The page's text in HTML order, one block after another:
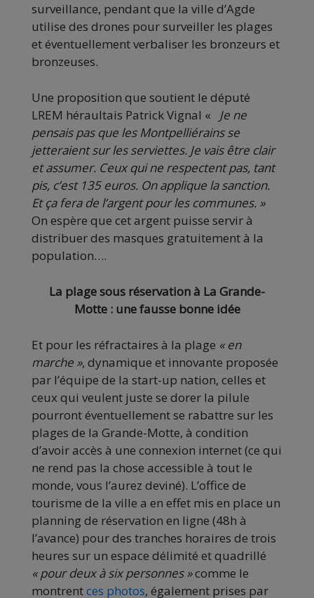
surveillance, pendant que la ville d’Agde
utilise des drones pour surveiller les plages
et éventuellement verbaliser les bronzeurs et
bronzeuses.
Une proposition que soutient le député
LREM héraultais Patrick Vignal «
Je ne
pensais pas que lesMontpelliérains se
jetteraient sur les serviettes. Je vais être clair
et assumer. Ceux qui ne respectent pas, tant
pis, c’est 135 euros. On applique la sanction.
Et ça fera de l’argent pour les communes. »
On espère que cet argent puisse servir à
distribuer des masques gratuitement à la
population….
La plage sous réservation à La Grande-
Motte : une fausse bonne idée
Et pour les réfractaires à la plage « en
marche », dynamique et innovante proposée
par l’équipe de la start-up nation, celles et
ceux qui veulent juste se dorer la pilule
pourront éventuellement se rabattre sur les
plages de la Grande-Motte, à condition
d’avoir accès à une connexion internet (ce qui
ne rend pas la chose accessible à tout le
monde, vous l’aurez deviné). L’office de
tourisme de la ville a en effet mis en place un
planning de réservation en ligne (48h à
l’avance) pour des tranches horaires de trois
heures sur un espace délimité et quadrillé
« pour deux à six personnes »comme le
montrentces photos, également prises par